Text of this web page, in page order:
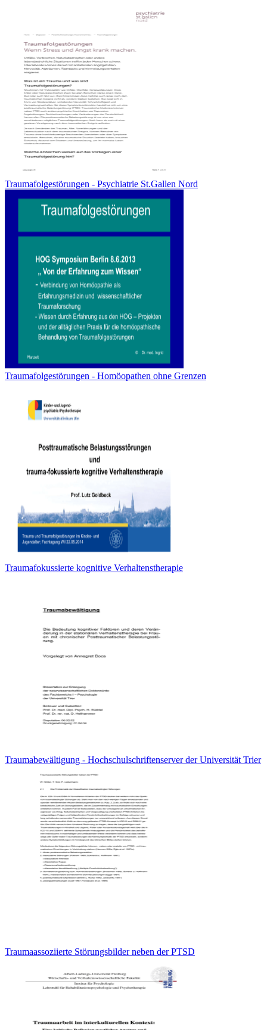
Traumafolgestörungen - Psychiatrie St.Gallen Nord
Traumafolgestörungen - Homöopathen ohne Grenzen
Traumafokussierte kognitive Verhaltenstherapie
Traumabewältigung - Hochschulschriftenserver der Universität Trier
Traumaassoziierte Störungsbilder neben der PTSD